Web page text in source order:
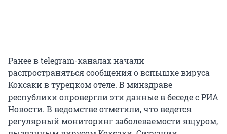
Ранее в telegram-каналах начали
распространяться сообщения о вспышке вируса
Коксаки в турецком отеле. В минздраве
республики опровергли эти данные в беседе с РИА
Новости. В ведомстве отметили, что ведется
регулярный мониторинг заболеваемости ящуром,